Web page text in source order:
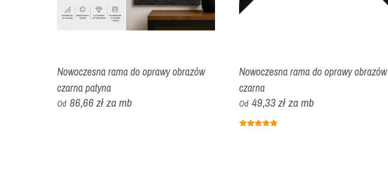
Nowoczesna rama do oprawy obrazów
czarna patyna
Od 86,66 zł za mb
Nowoczesna rama do oprawy obrazów
czarna
Od 49,33 zł za mb